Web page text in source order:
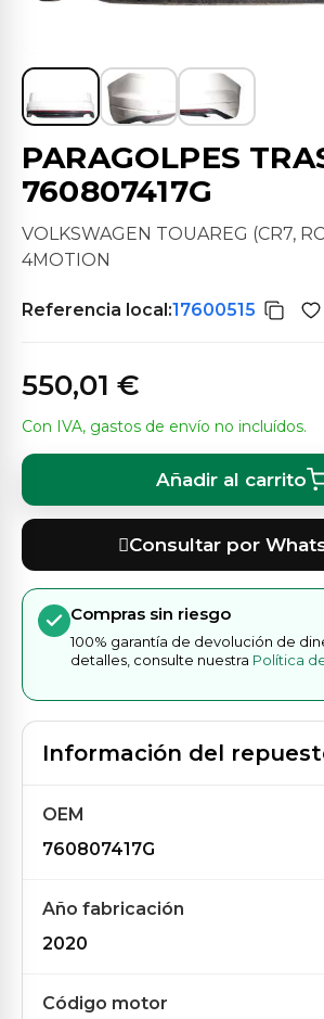
PARAGOLPES
760807417G
VOLKSWAGEN TOUAREG (CR7,
4MOTION
Referencia local:17600515
550,01 €
Con IVA, gastos de envío no incluídos.
Añadir al carrito
Consultar por
Compras sin riesgo
100% garantía de devolución de
detalles, consulte nuestra Política
Información del
OEM
760807417G
Año fabricación
2020
Código motor